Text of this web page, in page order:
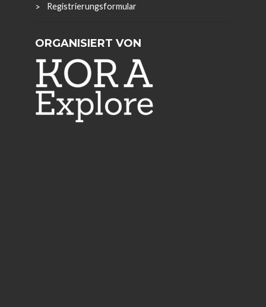
Registrierungsformular
ORGANISIERT VON